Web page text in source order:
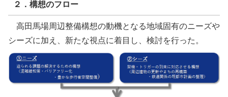
２．構想のフロー
高田馬場周辺整備構想の動機となる地域固有のニーズや
シーズに加え、新たな視点に着目し、検討を行った。